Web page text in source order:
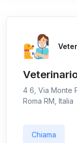
4 6, Via Monte
Roma RM, Italia
Chiama